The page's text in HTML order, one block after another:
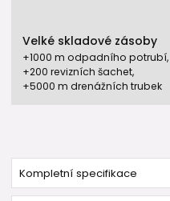
Velké skladové zásoby
+1000 m odpadního potrubí,
+200 revizních šachet,
+5000 m drenážních trubek
Kompletní specifikace